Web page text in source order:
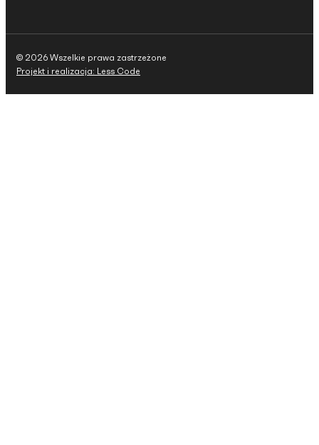
© 2026 Wszelkie prawa zastrzeżone
Projekt i realizacja: Less Code